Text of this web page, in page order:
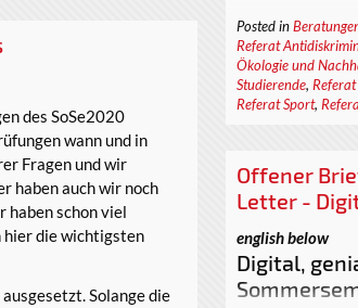
Posted in
Referat
Ökologie und
Studierende,
Referat Sport,
Gerne könnt ihr
bei einer
besuchen. Wir
Fragen rund um
(vor allem zu de...
des SoSe2020
wann und in
Fragen und wir
haben auch wir noch
schon viel
hier die wichtigsten
Solange die
Offener
Letter -
english below
Digital,